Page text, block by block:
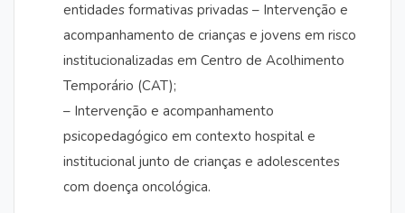
entidades formativas privadas – Intervenção e
acompanhamento de crianças e jovens em risco
institucionalizadas em Centro de Acolhimento
Temporário (CAT);
– Intervenção e acompanhamento
psicopedagógico em contexto hospital e
institucional junto de crianças e adolescentes
com doença oncológica.